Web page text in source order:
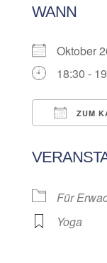
WANN
Oktober
18:30 -
ZUM
Für
Yoga